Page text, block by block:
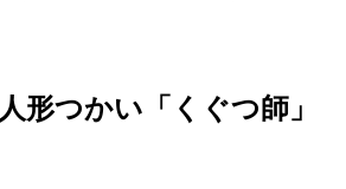
形つかい「くぐつ師」